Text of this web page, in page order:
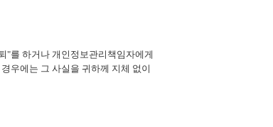
"를 하거나 개인정보관리책임자에게
우에는 그 사실을 귀하께 지체 없이